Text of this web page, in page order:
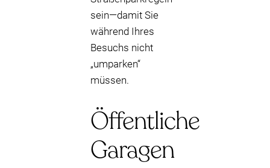
sein—damit Sie
während Ihres
Besuchs nicht
„umparken“
müssen.
Öffentliche
Garagen